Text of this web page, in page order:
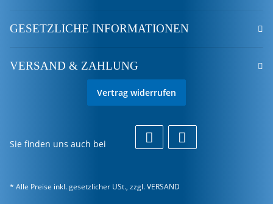
GESETZLICHE INFORMATIONEN
VERSAND & ZAHLUNG
Vertrag widerrufen
Sie finden uns auch bei
* Alle Preise inkl. gesetzlicher USt., zzgl.VERSAND